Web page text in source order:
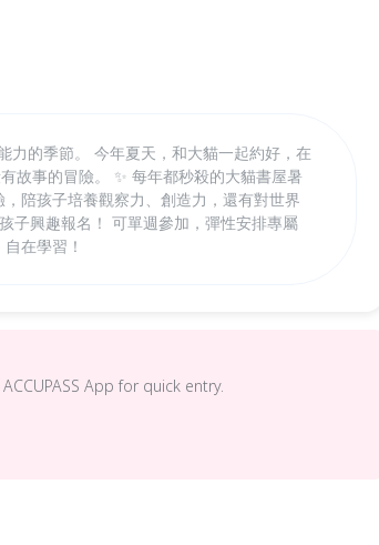
的季節。 今年夏天，和大貓一起約好，在
故事的冒險。 ✨ 每年都秒殺的大貓書屋暑
陪孩子培養觀察力、創造力，還有對世界
子興趣報名！ 可單週參加，彈性安排專屬
在學習！
App for quick entry.